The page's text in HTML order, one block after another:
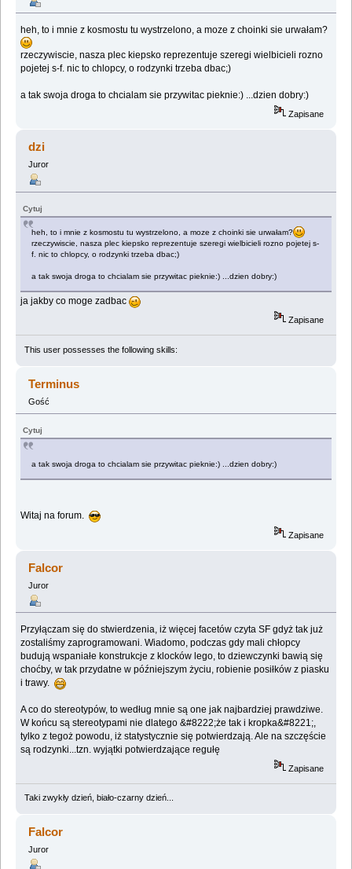
heh, to i mnie z kosmostu tu wystrzelono, a moze z choinki sie urwałam?
rzeczywiscie, nasza plec kiepsko reprezentuje szeregi wielbicieli rozno
pojetej s-f. nic to chlopcy, o rodzynki trzeba dbac;)
a tak swoja droga to chcialam sie przywitac pieknie:) ...dzien dobry:)
Zapisane
dzi
Juror
Cytuj
heh, to i mnie z kosmostu tu wystrzelono, a moze z choinki sie urwałam?
rzeczywiscie, nasza plec kiepsko reprezentuje szeregi wielbicieli rozno pojetej s-
f. nic to chlopcy, o rodzynki trzeba dbac;)
a tak swoja droga to chcialam sie przywitac pieknie:) ...dzien dobry:)
ja jakby co moge zadbac
Zapisane
This user possesses the following skills:
Terminus
Gość
Cytuj
a tak swoja droga to chcialam sie przywitac pieknie:) ...dzien dobry:)
Witaj na forum.
Zapisane
Falcor
Juror
Przyłączam się do stwierdzenia, iż więcej facetów czyta SF gdyż tak już
zostaliśmy zaprogramowani. Wiadomo, podczas gdy mali chłopcy
budują wspaniałe konstrukcje z klocków lego, to dziewczynki bawią się
choćby, w tak przydatne w późniejszym życiu, robienie posiłków z piasku
i trawy.
A co do stereotypów, to według mnie są one jak najbardziej prawdziwe.
W końcu są stereotypami nie dlatego &#8222;że tak i kropka&#8221;,
tylko z tegoż powodu, iż statystycznie się potwierdzają. Ale na szczęście
są rodzynki...tzn. wyjątki potwierdzające regułę
Zapisane
Taki zwykły dzień, biało-czarny dzień...
Falcor
Juror